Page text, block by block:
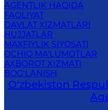
AGENTLIK HAQIDA
FAOLIYAT
DAVLAT XIZMATLARI
HUJJATLAR
MAXFIYLIK SIYOSATI
OCHIQ MA'LUMOTLAR
AXBOROT XIZMATI
BOG‘LANISH
O‘zbekiston